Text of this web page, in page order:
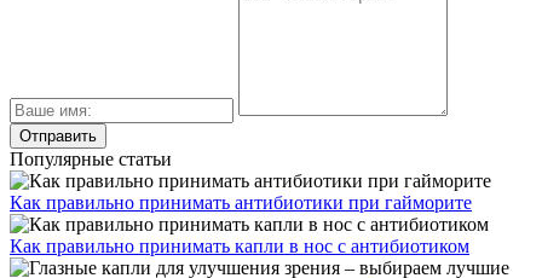
Популярные статьи
Как правильно принимать антибиотики при гайморите
Как правильно принимать капли в нос с антибиотиком